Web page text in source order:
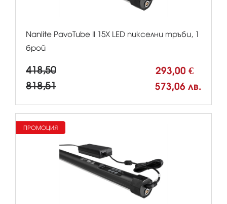
Nanlite PavoTube II 15X LED пикселни тръби, 1
брой
418,50 293,00 €
818,51 573,06 лв.
ПРОМОЦИЯ